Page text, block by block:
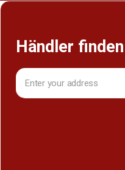
Händler finden